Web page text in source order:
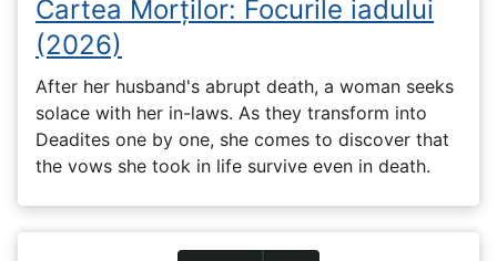
Cartea Morților: Focurile iadului
(2026)
After her husband's abrupt death, a woman seeks
solace with her in-laws. As they transform into
Deadites one by one, she comes to discover that
the vows she took in life survive even in death.